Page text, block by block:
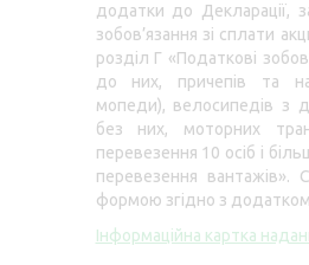
додатки до Декларації,
зобов’язання зі сплати
розділ Г «Податкові
до них, причепів та
мопеди), велосипедів з
без них, моторних
перевезення 10 осіб і
перевезення вантажів».
формою згідно з
Інформаційна картка